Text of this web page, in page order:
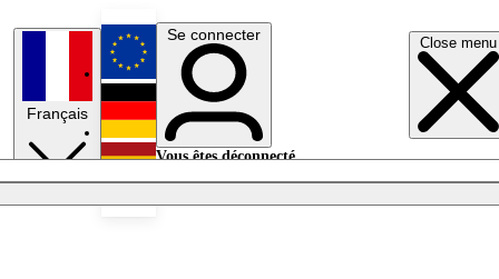
Close menu
Français
English
Deutsch
Se connecter
Vous êtes déconnecté.